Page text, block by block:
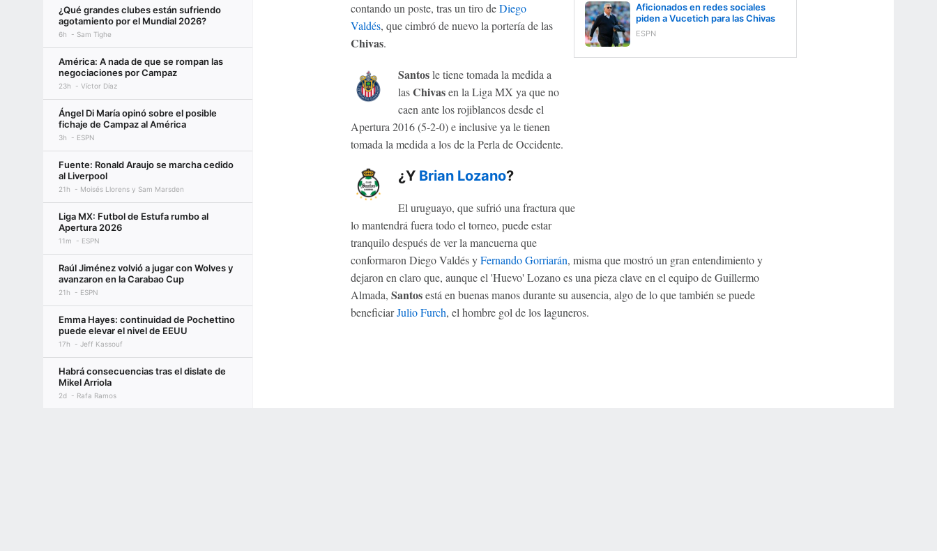
¿Qué grandes clubes están sufriendo
agotamiento por el Mundial 2026?
6h Sam Tighe
América: A nada de que se rompan las
negociaciones por Campaz
23h Víctor Díaz
Ángel Di María opinó sobre el posible
fichaje de Campaz al América
3h ESPN
Fuente: Ronald Araujo se marcha cedido
al Liverpool
21h Moisés Llorens y Sam Marsden
Liga MX: Futbol de Estufa rumbo al
Apertura 2026
11m ESPN
Raúl Jiménez volvió a jugar con Wolves y
avanzaron en la Carabao Cup
21h ESPN
Emma Hayes: continuidad de Pochettino
puede elevar el nivel de EEUU
17h Jeff Kassouf
Habrá consecuencias tras el dislate de
Mikel Arriola
2d Rafa Ramos
Aficionados en redes sociales
piden a Vucetich para las Chivas
ESPN
contando un poste, tras un tiro deDiego
Valdés, que cimbró de nuevo la portería de las
Chivas.
Santosle tiene tomada la medida a
lasChivasen la Liga MX ya que no
caen ante los rojiblancos desde el
Apertura 2016 (5-2-0) e inclusive ya le tienen
tomada la medida a los de la Perla de Occidente.
¿Y Brian Lozano?
El uruguayo, que sufrió una fractura que
lo mantendrá fuera todo el torneo, puede estar
tranquilo después de ver la mancuerna que
conformaron Diego Valdés yFernando Gorriarán, misma que mostró un gran entendimiento y
dejaron en claro que, aunque el 'Huevo' Lozano es una pieza clave en el equipo de Guillermo
Almada, Santosestá en buenas manos durante su ausencia, algo de lo que también se puede
beneficiarJulio Furch, el hombre gol de los laguneros.